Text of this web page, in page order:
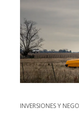
INVERSIONES Y